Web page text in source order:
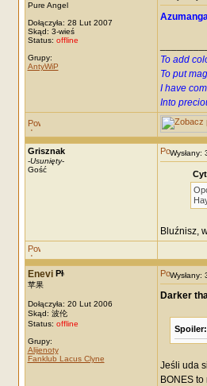
Pure Angel
Dołączyła: 28 Lut 2007
Skąd: 3-wieś
Status: offline
Grupy:
AntyWiP
To add
To put
I have
Into
Grisznak
-Usunięty-
Gość
Bluźnisz,
Enevi
苹果
Dołączyła: 20 Lut 2006
Skąd: 波伦
Status: offline
Grupy:
Alijenoty
Fanklub Lacus Clyne
Darker
Spoiler:
Jeśli uda
BONES